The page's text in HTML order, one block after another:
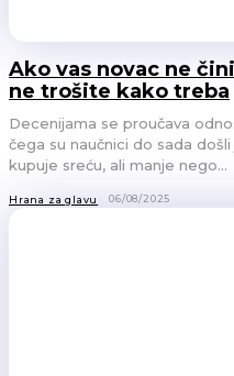
Ako vas novac ne
ne trošite kako treba
Decenijama se proučava
čega su naučnici do sada došli je
kupuje sreću, ali manje nego...
Hrana za glavu 06/08/2025